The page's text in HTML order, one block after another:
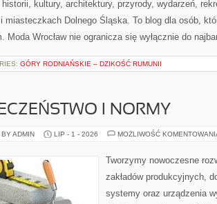
kultury, architektury, przyrody, wydarzeń,
miasteczkach Dolnego Śląska. To blog dla osób,
Moda Wrocław nie ogranicza się wyłącznie do
GÓRY RODNIAŃSKIE – DZIKOŚĆ RUMUNII
I NORMY
ADMIN LIP - 1 - 2026 MOŻLIWOŚĆ
Tworzymy nowoczesne
zakładów produkcyjnych,
systemy oraz urządzenia